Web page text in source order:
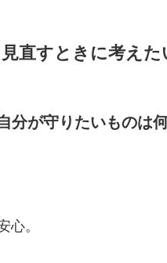
直すときに考えた
分が守りたいものは
心。